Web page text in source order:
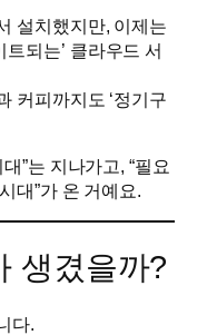
설치했지만, 이제는
되는’ 클라우드 서
커피까지도 ‘정기구
”는 지나가고, “필요
대”가 온 거예요.
생겼을까?
다.